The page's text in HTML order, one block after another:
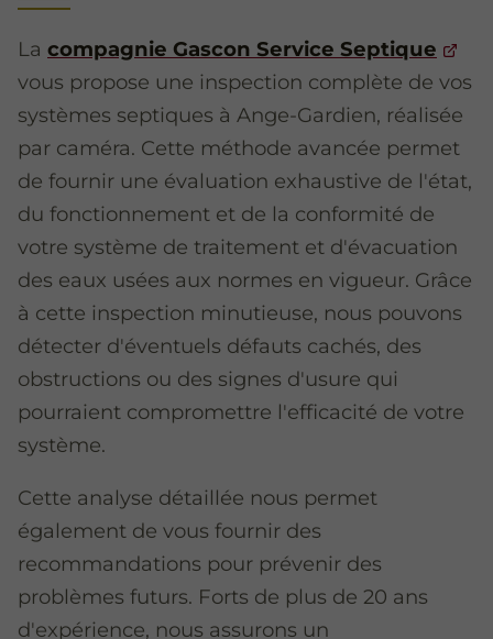
La compagnie Gascon Service Septique
vous propose une inspection complète de vos
systèmes septiques à Ange-Gardien, réalisée
par caméra. Cette méthode avancée permet
de fournir une évaluation exhaustive de l'état,
du fonctionnement et de la conformité de
votre système de traitement et d'évacuation
des eaux usées aux normes en vigueur. Grâce
à cette inspection minutieuse, nous pouvons
détecter d'éventuels défauts cachés, des
obstructions ou des signes d'usure qui
pourraient compromettre l'efficacité de votre
système.
Cette analyse détaillée nous permet
également de vous fournir des
recommandations pour prévenir des
problèmes futurs. Forts de plus de 20 ans
d'expérience, nous assurons un